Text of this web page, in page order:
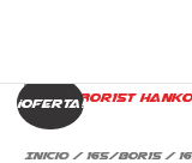
¡Oferta!
Inicio/165/80R15/
El
165/80R15T
Hankook
04